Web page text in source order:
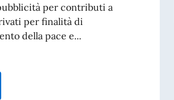
ANICHINI
per contributi a
per finalità di
della pace e...
di pubblicità per contributi a soggetti privati